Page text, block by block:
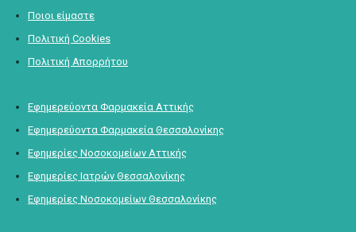
Ποιοι είμαστε
Πολιτική Cookies
Πολιτική Απορρήτου
Εφημερεύοντα Φαρμακεία Αττικής
Εφημερεύοντα Φαρμακεία Θεσσαλονίκης
Εφημερίες Νοσοκομείων Αττικής
Εφημερίες Ιατρών Θεσσαλονίκης
Εφημερίες Νοσοκομείων Θεσσαλονίκης